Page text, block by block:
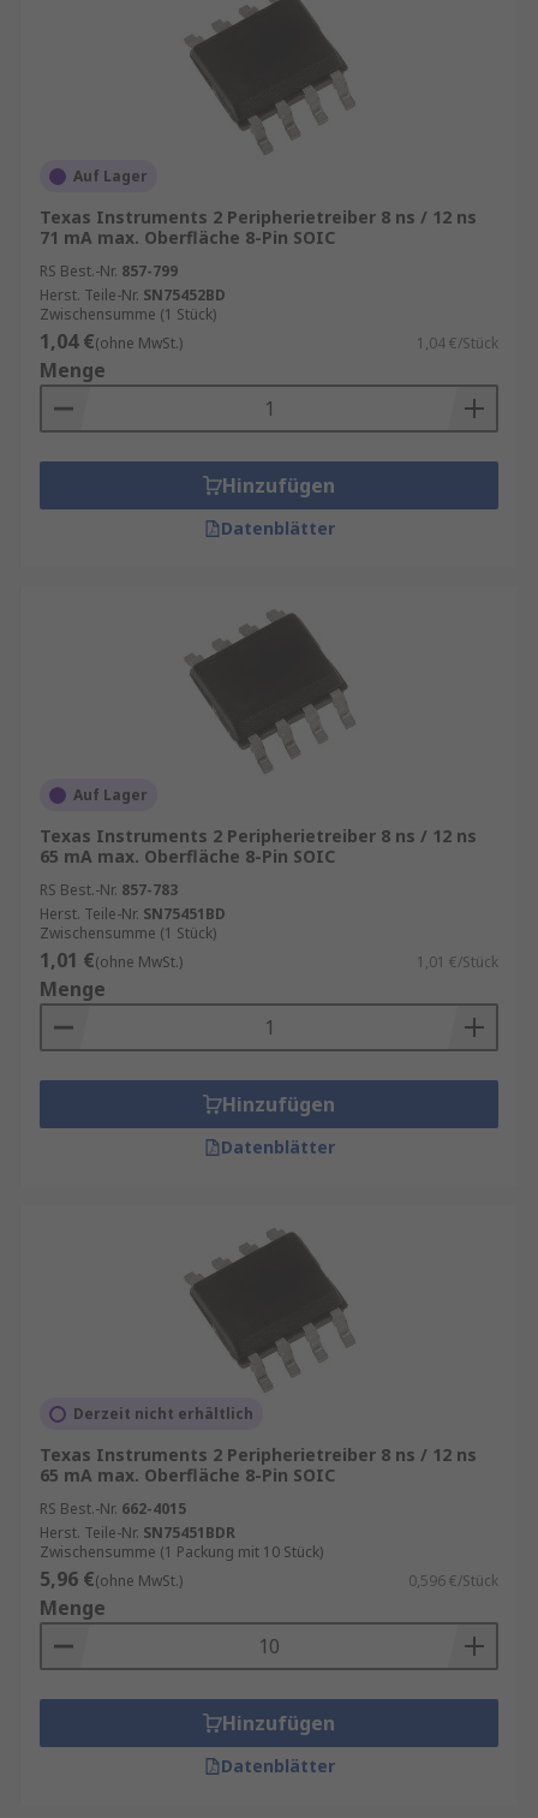
Auf Lager
Texas Instruments 2 Peripherietreiber 8 ns / 12 ns
71 mA max. Oberfläche 8-Pin SOIC
RS Best.-Nr. 857-799
Herst. Teile-Nr. SN75452BD
Zwischensumme (1 Stück)
1,04 €(ohne MwSt.) 1,04 €/Stück
Menge
Hinzufügen
Datenblätter
Auf Lager
Texas Instruments 2 Peripherietreiber 8 ns / 12 ns
65 mA max. Oberfläche 8-Pin SOIC
RS Best.-Nr. 857-783
Herst. Teile-Nr. SN75451BD
Zwischensumme (1 Stück)
1,01 €(ohne MwSt.) 1,01 €/Stück
Menge
Hinzufügen
Datenblätter
Derzeit nicht erhältlich
Texas Instruments 2 Peripherietreiber 8 ns / 12 ns
65 mA max. Oberfläche 8-Pin SOIC
RS Best.-Nr. 662-4015
Herst. Teile-Nr. SN75451BDR
Zwischensumme (1 Packung mit 10 Stück)
5,96 €(ohne MwSt.) 0,596 €/Stück
Menge
Hinzufügen
Datenblätter